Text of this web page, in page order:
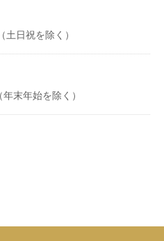
日祝を除く）
末年始を除く）